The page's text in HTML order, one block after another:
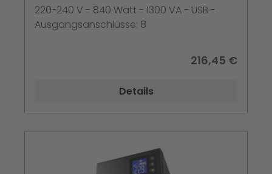
220-240 V - 840 Watt - 1300 VA - USB -
Ausgangsanschlüsse: 8
216,45 €
Details